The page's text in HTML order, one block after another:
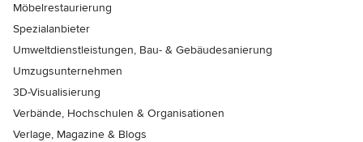
Möbelrestaurierung
Spezialanbieter
Umweltdienstleistungen, Bau- & Gebäudesanierung
Umzugsunternehmen
3D-Visualisierung
Verbände, Hochschulen & Organisationen
Verlage, Magazine & Blogs